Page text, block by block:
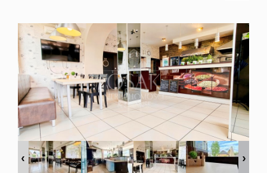
Firma
Kontakt